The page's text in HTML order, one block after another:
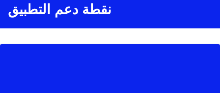
نقطة دعم التطبيق